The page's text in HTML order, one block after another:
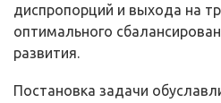
диспропорций и выхода на
оптимального
развития.
Постановка задачи